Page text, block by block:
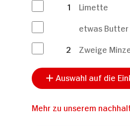
1
Limette
etwas Butter
2
Zweige
Auswahl auf die
Mehr zu unserem